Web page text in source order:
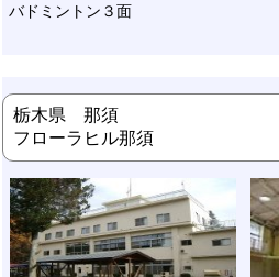
バドミントン３面
栃木県 那須
フローラヒル那須